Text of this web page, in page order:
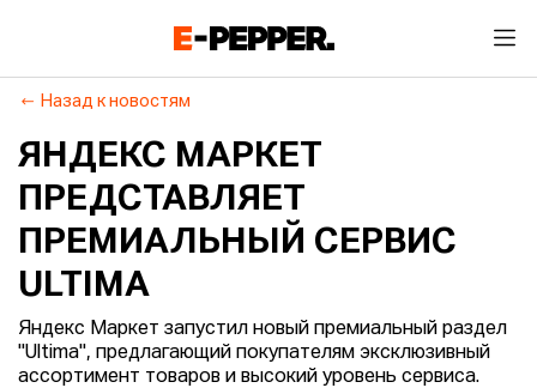
Назад к новостям
ЯНДЕКС МАРКЕТ
ПРЕДСТАВЛЯЕТ
ПРЕМИАЛЬНЫЙ СЕРВИС
ULTIMA
Яндекс Маркет запустил новый премиальный раздел
"Ultima", предлагающий покупателям эксклюзивный
ассортимент товаров и высокий уровень сервиса.